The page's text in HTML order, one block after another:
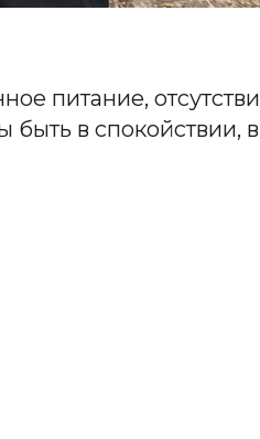
питание,
в спокойствии,